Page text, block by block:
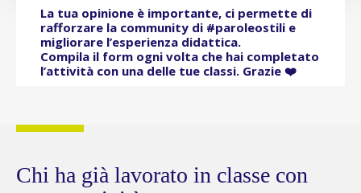
La tua opinione è importante, ci permette di
rafforzare la community di #paroleostili e
migliorare l’esperienza didattica.
Compila il form ogni volta che hai completato
l’attività con una delle tue classi. Grazie ❤️
Chi ha già lavorato in classe con